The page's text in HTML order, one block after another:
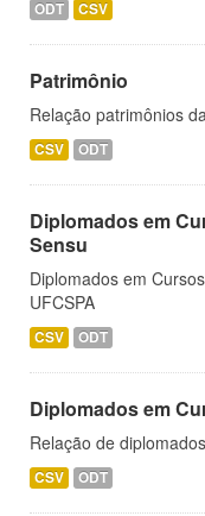
ODT CSV
Patrimônio
Relação patrimônios
CSV ODT
Diplomados em
Sensu
Diplomados em
UFCSPA
CSV ODT
Diplomados em
Relação de
CSV ODT